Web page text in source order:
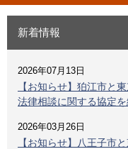
新着情報
2026年07月13日
【お知らせ】狛江市と
法律相談に関する協定を
2026年03月26日
【お知らせ】八王子市